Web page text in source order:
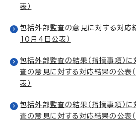
表）
包括外部監査の意見に対する対応
10月4日公表）
包括外部監査の結果（指摘事項）
査の意見に対する対応結果の公
表）
包括外部監査の結果（指摘事項）
査の意見に対する対応結果の公